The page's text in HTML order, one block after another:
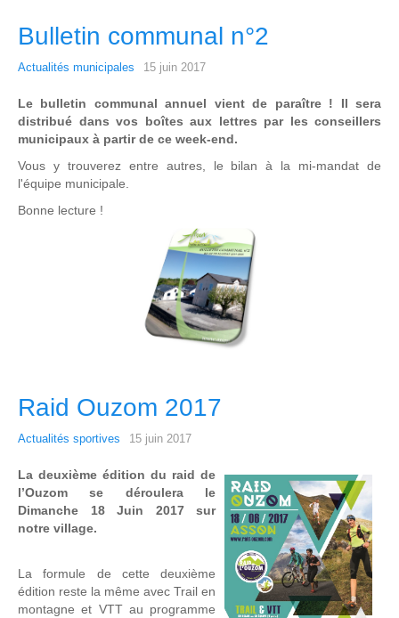
Bulletin communal n°2
Actualités municipales 15 juin 2017
Le bulletin communal annuel vient de paraître ! Il sera
distribué dans vos boîtes aux lettres par les conseillers
municipaux à partir de ce week-end.
Vous y trouverez entre autres, le bilan à la mi-mandat de
l'équipe municipale.
Bonne lecture !
Raid Ouzom 2017
Actualités sportives 15 juin 2017
La deuxième édition du raid de
l’Ouzom se déroulera le
Dimanche 18 Juin 2017 sur
notre village.
La formule de cette deuxième
édition reste la même avec Trail en
montagne et VTT au programme